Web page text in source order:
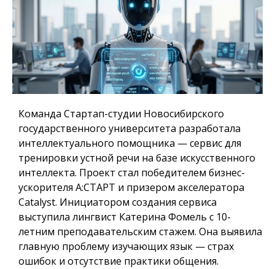
Команда Стартап-студии Новосибирского
государственного университета разработала
интеллектуального помощника — сервис для
тренировки устной речи на базе искусственного
интеллекта. Проект стал победителем бизнес-
ускорителя А:СТАРТ и призером акселератора
Catalyst. Инициатором создания сервиса
выступила лингвист Катерина Фомель с 10-
летним преподавательским стажем. Она выявила
главную проблему изучающих язык — страх
ошибок и отсутствие практики общения.